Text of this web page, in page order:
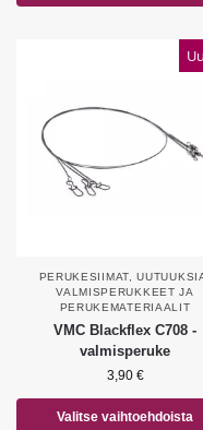
PERUKESIIMAT,
VALMISPERUKKEET JA
PERUKEMATERIAALIT
VMC Blackflex C708 -
valmisperuke
3,90 €
Valitse vaihtoehdoista